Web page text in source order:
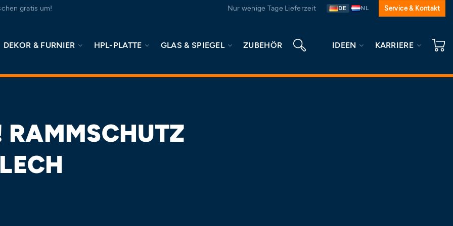
gratis um! Nur wenige Tage Lieferzeit DE NL Service & Kontakt
DEKOR & FURNIER HPL-PLATTE GLAS & SPIEGEL ZUBEHÖR IDEEN KARRIERE
RAMMSCHUTZ